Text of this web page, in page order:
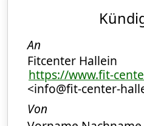
An
Fitcenter Hallein
https://www.fit-
<info@fit-center-
Von